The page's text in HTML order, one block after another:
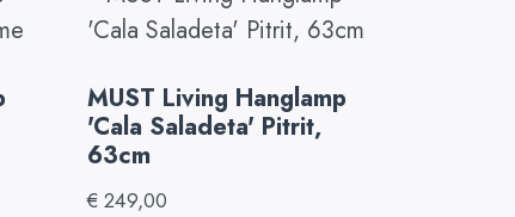
MUST Living Hanglamp
'Cala Saladeta' Pitrit,
63cm
€ 249,00